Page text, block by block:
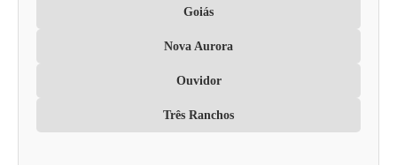
Goiás
Nova Aurora
Ouvidor
Três Ranchos